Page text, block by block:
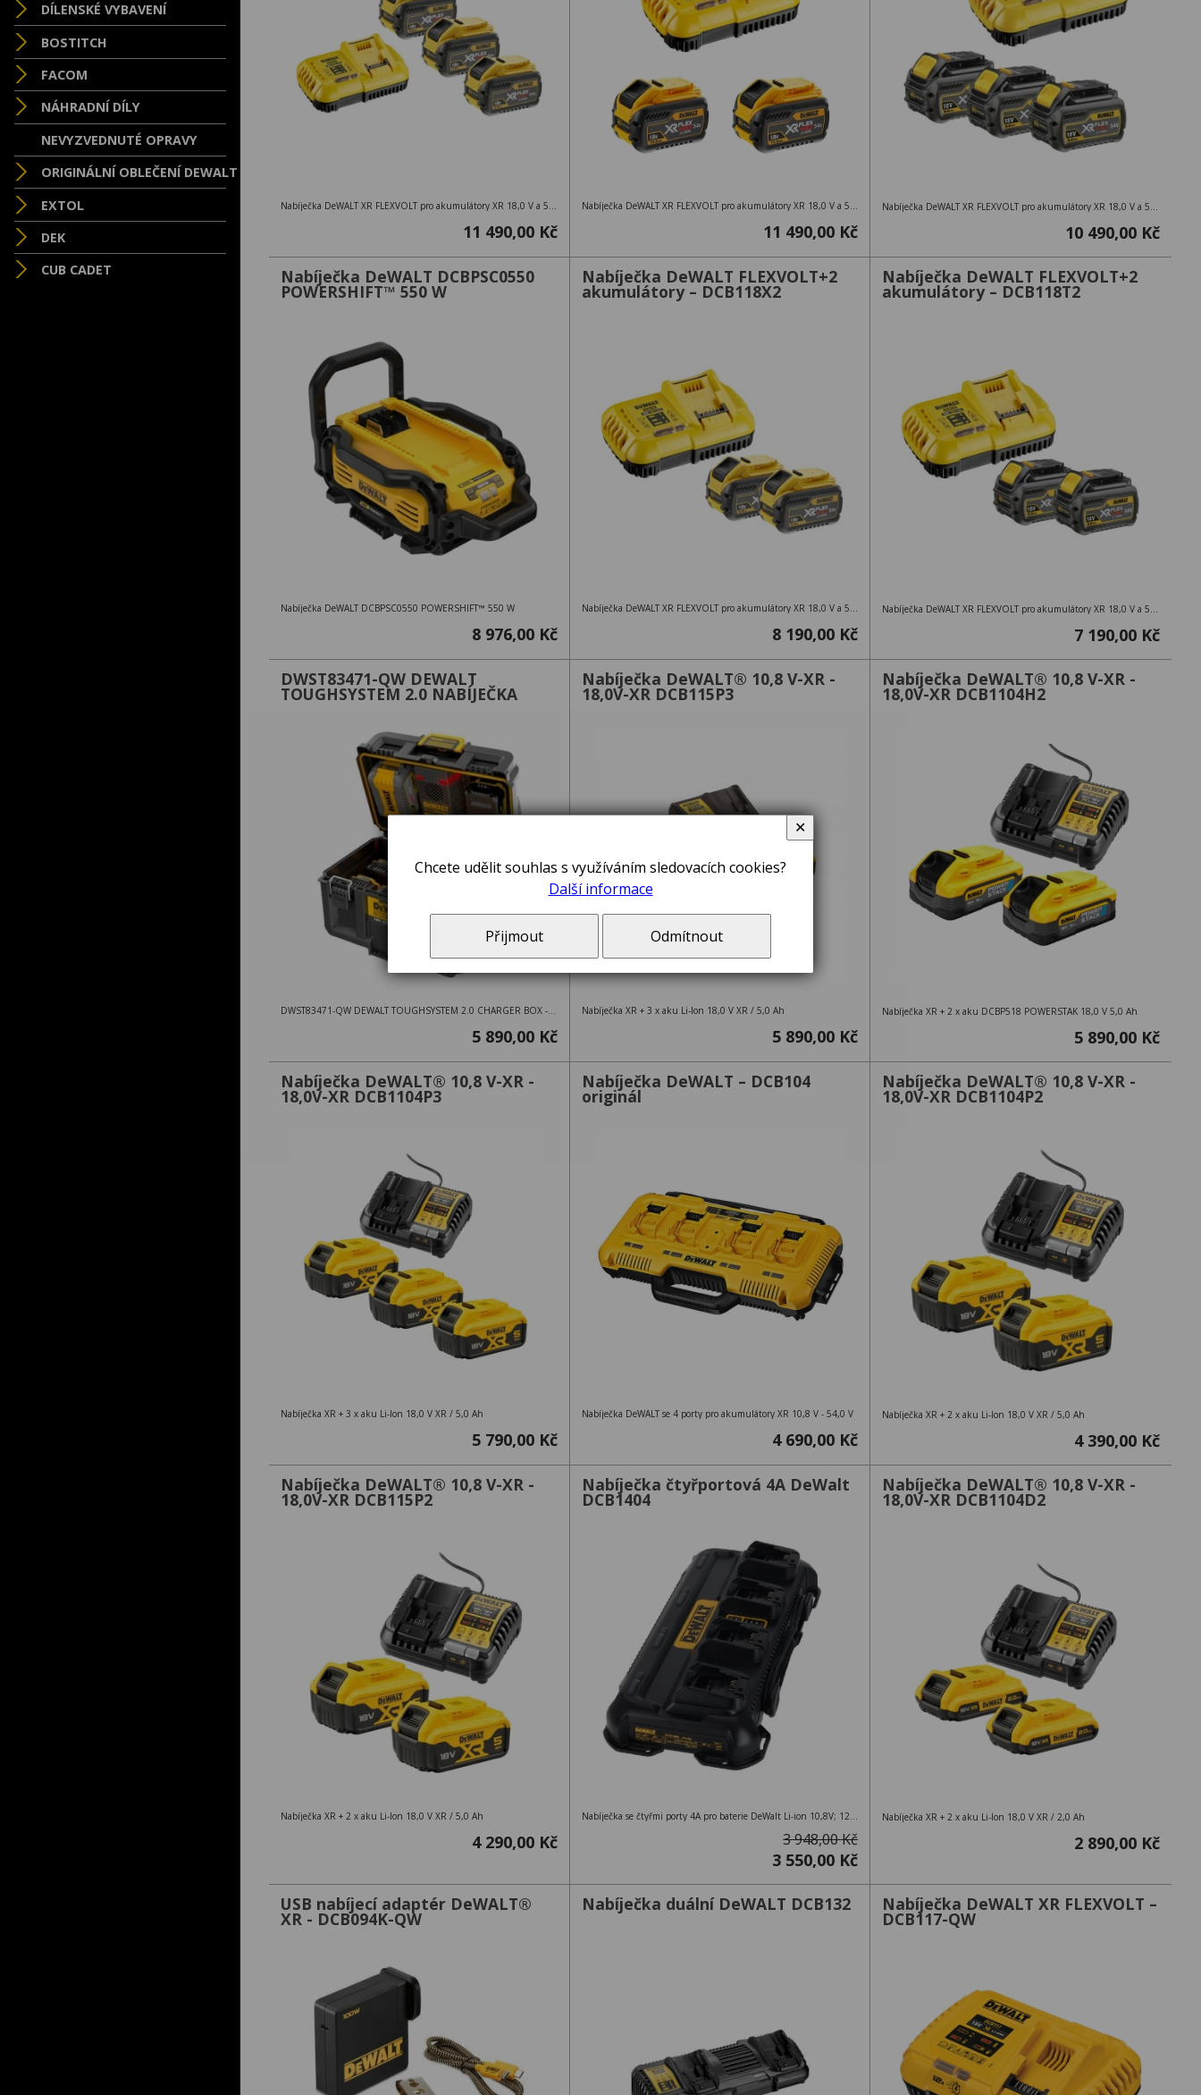
DÍLENSKÉ VYBAVENÍ
BOSTITCH
FACOM
NÁHRADNÍ DÍLY
NEVYZVEDNUTÉ OPRAVY
ORIGINÁLNÍ OBLEČENÍ DEWALT
EXTOL
DEK
CUB CADET
11 490,00 Kč 11 490,00 Kč 10 490,00 Kč
Nabíječka DeWALT DCBPSC0550
POWERSHIFT™ 550 W
Nabíječka DeWALT DCBPSC0550 POWERSHIFT™ 550 W
8 976,00 Kč
Nabíječka DeWALT FLEXVOLT+2
akumulátory – DCB118X2
Nabíječka DeWALT XR FLEXVOLT pro akumulátory XR 18,0 V a 54,0 V + 2 akumulátory DCB547 – 18V 9,0Ah / 54V 3,0Ah
8 190,00 Kč
Nabíječka DeWALT FLEXVOLT+2
akumulátory – DCB118T2
Nabíječka DeWALT XR FLEXVOLT pro akumulátory XR 18,0 V a 54,0 V + 2 akumulátory DCB546 – 18V 6,0Ah / 54V 2,0Ah
7 190,00 Kč
DWST83471-QW DEWALT
TOUGHSYSTEM 2.0 NABÍJEČKA
DWST83471-QW DEWALT TOUGHSYSTEM 2.0 CHARGER BOX - EU PLUG
5 890,00 Kč
Nabíječka DeWALT® 10,8 V-XR -
18,0V-XR DCB115P3
Nabíječka XR + 3 x aku Li-Ion 18,0 V XR / 5,0 Ah
5 890,00 Kč
Nabíječka DeWALT® 10,8 V-XR -
18,0V-XR DCB1104H2
Nabíječka XR + 2 x aku DCBP518 POWERSTAK 18,0 V 5,0 Ah
5 890,00 Kč
Nabíječka DeWALT® 10,8 V-XR -
18,0V-XR DCB1104P3
Nabíječka XR + 3 x aku Li-Ion 18,0 V XR / 5,0 Ah
5 790,00 Kč
Nabíječka DeWALT – DCB104
originál
Nabíječka DeWALT se 4 porty pro akumulátory XR 10,8 V - 54,0 V
4 690,00 Kč
Nabíječka DeWALT® 10,8 V-XR -
18,0V-XR DCB1104P2
Nabíječka XR + 2 x aku Li-Ion 18,0 V XR / 5,0 Ah
4 390,00 Kč
Nabíječka DeWALT® 10,8 V-XR -
18,0V-XR DCB115P2
Nabíječka XR + 2 x aku Li-Ion 18,0 V XR / 5,0 Ah
4 290,00 Kč
Nabíječka čtyřportová 4A DeWalt
DCB1404
Nabíječka se čtyřmi porty 4A pro baterie DeWalt Li-ion 10,8V; 12V; 18V a 54V
3 948,00 Kč
3 550,00 Kč
Nabíječka DeWALT® 10,8 V-XR -
18,0V-XR DCB1104D2
Nabíječka XR + 2 x aku Li-Ion 18,0 V XR / 2,0 Ah
2 890,00 Kč
USB nabíjecí adaptér DeWALT®
XR - DCB094K-QW
Nabíječka duální DeWALT DCB132 Nabíječka DeWALT XR FLEXVOLT –
DCB117-QW
Chcete udělit souhlas s využíváním sledovacích cookies?
Další informace
Přijmout Odmítnout
✕